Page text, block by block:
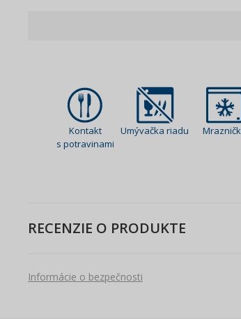
Kontakt
s potravinami
Umývačka riadu
RECENZIE O PRODUKTE
Informácie o bezpečnosti